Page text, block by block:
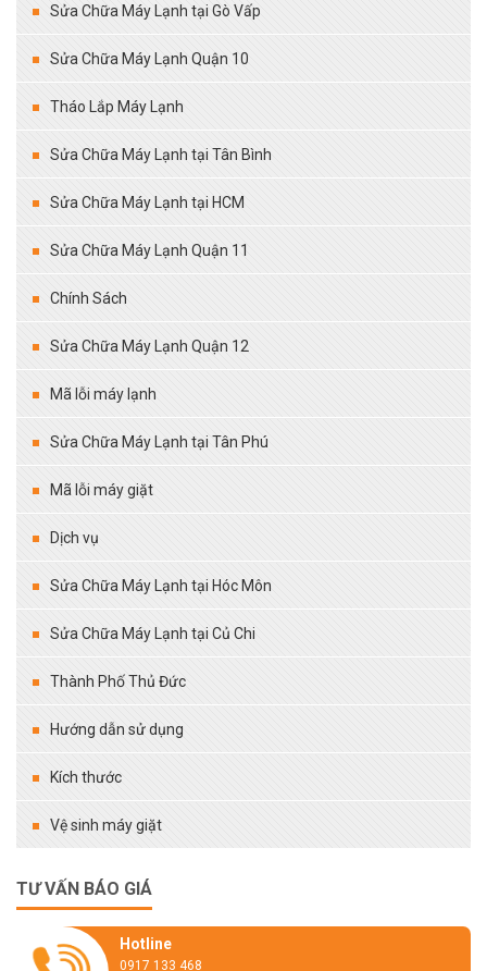
Sửa Chữa Máy Lạnh tại Gò Vấp
Sửa Chữa Máy Lạnh Quận 10
Tháo Lắp Máy Lạnh
Sửa Chữa Máy Lạnh tại Tân Bình
Sửa Chữa Máy Lạnh tại HCM
Sửa Chữa Máy Lạnh Quận 11
Chính Sách
Sửa Chữa Máy Lạnh Quận 12
Mã lỗi máy lạnh
Sửa Chữa Máy Lạnh tại Tân Phú
Mã lỗi máy giặt
Dịch vụ
Sửa Chữa Máy Lạnh tại Hóc Môn
Sửa Chữa Máy Lạnh tại Củ Chi
Thành Phố Thủ Đức
Hướng dẫn sử dụng
Kích thước
Vệ sinh máy giặt
TƯ VẤN BÁO GIÁ
Hotline
0917 133 468